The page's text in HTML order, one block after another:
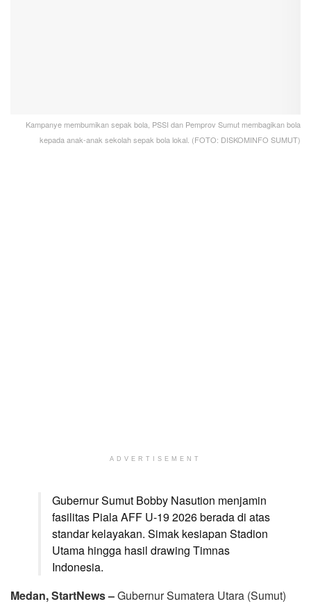
Kampanye membumikan sepak bola, PSSI dan Pemprov Sumut membagikan bola
kepada anak-anak sekolah sepak bola lokal. (FOTO: DISKOMINFO SUMUT)
ADVERTISEMENT
Gubernur Sumut Bobby Nasution menjamin
fasilitas Piala AFF U-19 2026 berada di atas
standar kelayakan. Simak kesiapan Stadion
Utama hingga hasil drawing Timnas
Indonesia.
Medan, StartNews –Gubernur Sumatera Utara (Sumut)